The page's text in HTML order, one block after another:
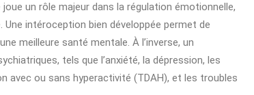
un rôle majeur dans la régulation émotionnelle,
intéroception bien développée permet de
meilleure santé mentale. À l’inverse, un
tels que l’anxiété, la dépression, les
avec ou sans hyperactivité (TDAH), et les troubles